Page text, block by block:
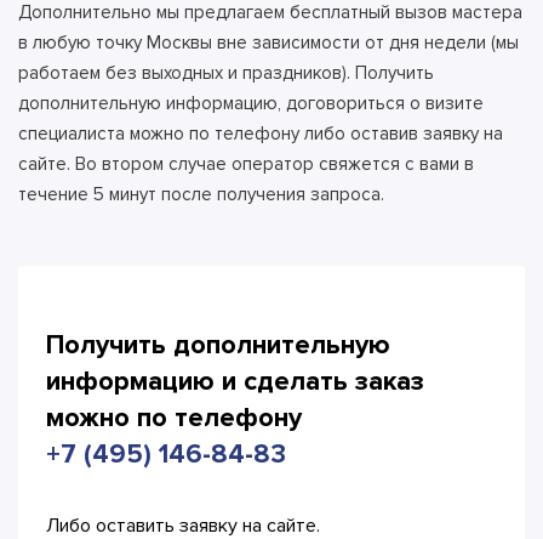
Дополнительно мы предлагаем бесплатный вызов мастера
в любую точку Москвы вне зависимости от дня недели (мы
работаем без выходных и праздников). Получить
дополнительную информацию, договориться о визите
специалиста можно по телефону либо оставив заявку на
сайте. Во втором случае оператор свяжется с вами в
течение 5 минут после получения запроса.
Получить дополнительную
информацию и сделать заказ
можно по телефону
+7 (495) 146-84-83
Либо оставить заявку на сайте.